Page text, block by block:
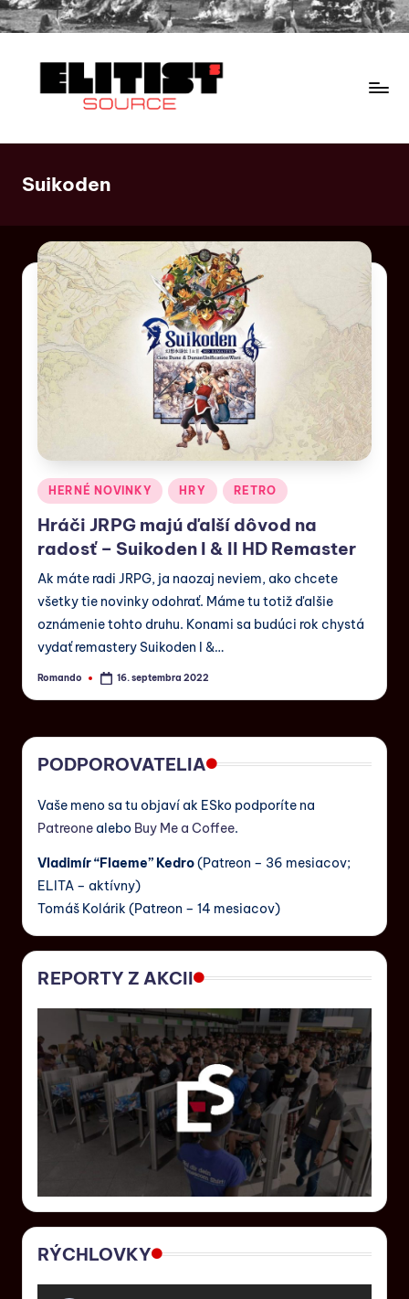
Suikoden
HERNÉ NOVINKY HRY RETRO
Hráči JRPG majú ďalší dôvod na
radosť – Suikoden I & II HD Remaster
Ak máte radi JRPG, ja naozaj neviem, ako chcete
všetky tie novinky odohrať. Máme tu totiž ďalšie
oznámenie tohto druhu. Konami sa budúci rok chystá
vydať remastery Suikoden I &…
Romando 16. septembra 2022
PODPOROVATELIA
Vaše meno sa tu objaví ak ESko podporíte na
Patreone alebo Buy Me a Coffee.
Vladimír “Flaeme” Kedro(Patreon – 36 mesiacov;
ELITA – aktívny)
Tomáš Kolárik (Patreon – 14 mesiacov)
REPORTY Z AKCII
RÝCHLOVKY